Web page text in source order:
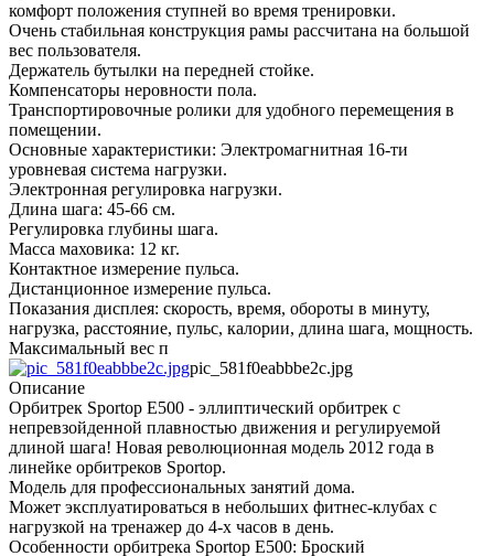
комфорт положения ступней во время тренировки.
Очень стабильная конструкция рамы рассчитана на большой
вес пользователя.
Держатель бутылки на передней стойке.
Компенсаторы неровности пола.
Транспортировочные ролики для удобного перемещения в
помещении.
Основные характеристики: Электромагнитная 16-ти
уровневая система нагрузки.
Электронная регулировка нагрузки.
Длина шага: 45-66 см.
Регулировка глубины шага.
Масса маховика: 12 кг.
Контактное измерение пульса.
Дистанционное измерение пульса.
Показания дисплея: скорость, время, обороты в минуту,
нагрузка, расстояние, пульс, калории, длина шага, мощность.
Максимальный вес п
pic_581f0eabbbe2c.jpg
Описание
Орбитрек Sportop E500 - эллиптический орбитрек с
непревзойденной плавностью движения и регулируемой
длиной шага! Новая революционная модель 2012 года в
линейке орбитреков Sportop.
Модель для профессиональных занятий дома.
Может эксплуатироваться в небольших фитнес-клубах с
нагрузкой на тренажер до 4-х часов в день.
Особенности орбитрека Sportop E500: Броский